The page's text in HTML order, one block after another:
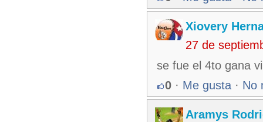
Xiovery
27 de
se fue el 4to gana
0 · Me gusta · No
Aramys